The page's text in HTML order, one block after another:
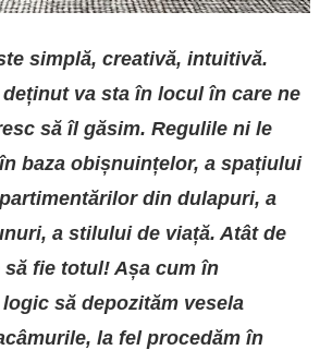
simplă, creativă, intuitivă.
va sta în locul în care ne
să îl găsim. Regulile ni le
baza obișnuințelor, a spațiului
din dulapuri, a
a stilului de viață. Atât de
fie totul! Așa cum în
să depozităm vesela
la fel procedăm în